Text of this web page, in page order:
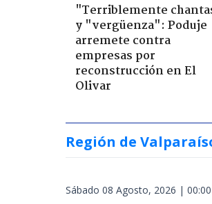
"Terriblemente
y "vergüenza": Poduje
arremete contra
empresas por
reconstrucción en El
Olivar
Región de
Sábado 08 Agosto, 2026 | 00:00